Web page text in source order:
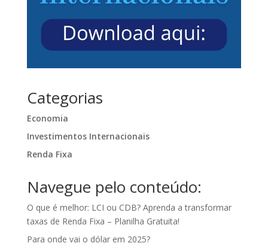
Categorias
Economia
Investimentos Internacionais
Renda Fixa
Navegue pelo conteúdo:
O que é melhor: LCI ou CDB? Aprenda a transformar
taxas de Renda Fixa – Planilha Gratuita!
Para onde vai o dólar em 2025?